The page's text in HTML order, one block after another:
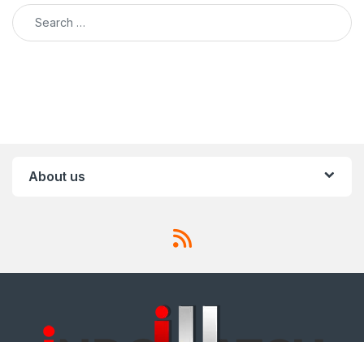
Search for:
About us